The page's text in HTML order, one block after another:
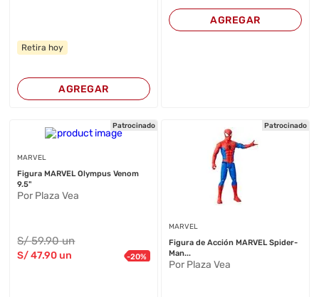
Retira hoy
AGREGAR
AGREGAR
Patrocinado
MARVEL
Figura MARVEL Olympus Venom
9.5"
Por Plaza Vea
S/59.90 un
S/47.90 un -20%
Patrocinado
MARVEL
Figura de Acción MARVEL Spider-
Man...
Por Plaza Vea